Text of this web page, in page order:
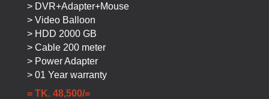
> DVR+Adapter+Mouse
> Video Balloon
> HDD 2000 GB
> Cable 200 meter
> Power Adapter
> 01 Year warranty
= TK.48,500/=